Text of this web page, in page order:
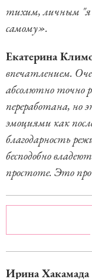
тихим, личным "я
самому».
Екатерина
впечатлением.
абсолютно точно
переработана, но
эмоциями как
благодарность
бесподобно
простоте. Это
Ирина Хакамада